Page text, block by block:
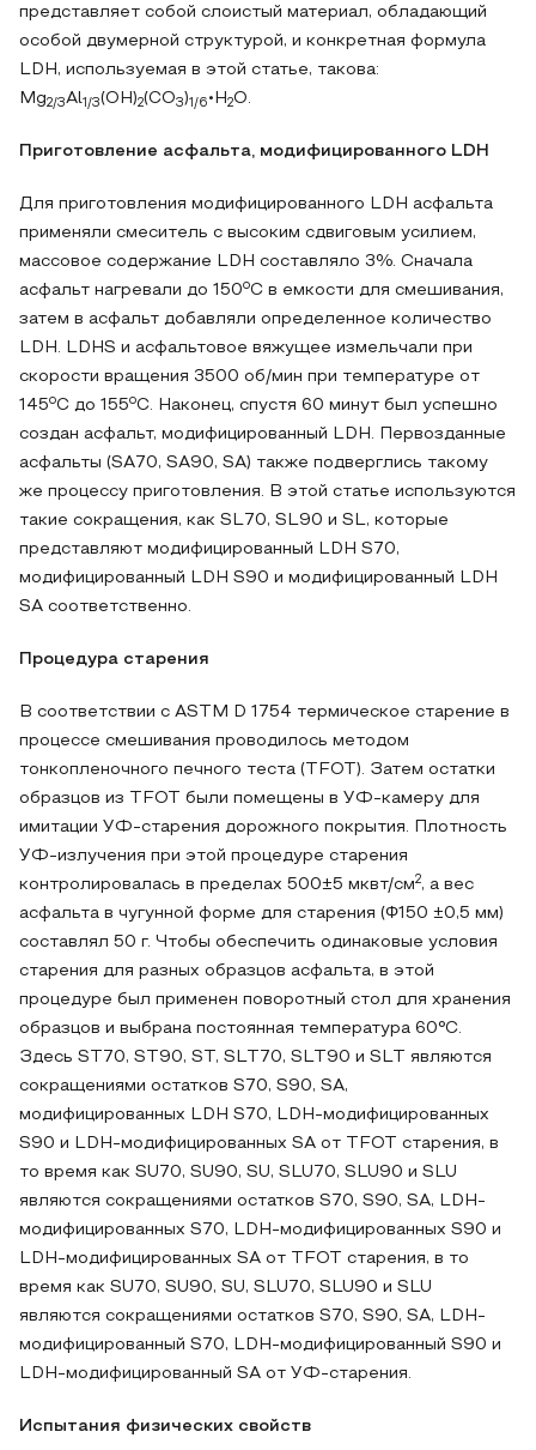
представляет собой слоистый материал, обладающий
особой двумерной структурой, и конкретная формула
LDH, используемая в этой статье, такова:
Mg2/3Al1/3(OH)2(CO3 )1/6 •H 2O.
Приготовление асфальта, модифицированного LDH
Для приготовления модифицированного LDH асфальта
применяли смеситель с высоким сдвиговым усилием,
массовое содержание LDH составляло 3%. Сначала
асфальт нагревали до 150oC в емкости для смешивания,
затем в асфальт добавляли определенное количество
LDH. LDHS и асфальтовое вяжущее измельчали при
скорости вращения 3500 об/мин при температуре от
145oC до 155oC. Наконец, спустя 60 минут был успешно
создан асфальт, модифицированный LDH. Первозданные
асфальты (SA70, SA90, SA) также подверглись такому
же процессу приготовления. В этой статье используются
такие сокращения, как SL70, SL90 и SL, которые
представляют модифицированный LDH S70,
модифицированный LDH S90 и модифицированный LDH
SA соответственно.
Процедура старения
В соответствии с ASTM D 1754 термическое старение в
процессе смешивания проводилось методом
тонкопленочного печного теста (TFOT). Затем остатки
образцов из TFOT были помещены в УФ-камеру для
имитации УФ-старения дорожного покрытия. Плотность
УФ-излучения при этой процедуре старения
контролировалась в пределах 500±5 мквт/см2, а вес
асфальта в чугунной форме для старения (Φ150 ±0,5 мм)
составлял 50 г. Чтобы обеспечить одинаковые условия
старения для разных образцов асфальта, в этой
процедуре был применен поворотный стол для хранения
образцов и выбрана постоянная температура 60°C.
Здесь ST70, ST90, ST, SLT70, SLT90 и SLT являются
сокращениями остатков S70, S90, SA,
модифицированных LDH S70, LDH-модифицированных
S90 и LDH-модифицированных SA от TFOT старения, в
то время как SU70, SU90, SU, SLU70, SLU90 и SLU
являются сокращениями остатков S70, S90, SA, LDH-
модифицированных S70, LDH-модифицированных S90 и
LDH-модифицированных SA от TFOT старения, в то
время как SU70, SU90, SU, SLU70, SLU90 и SLU
являются сокращениями остатков S70, S90, SA, LDH-
модифицированный S70, LDH-модифицированный S90 и
LDH-модифицированный SA от УФ-старения.
Испытания физических свойств